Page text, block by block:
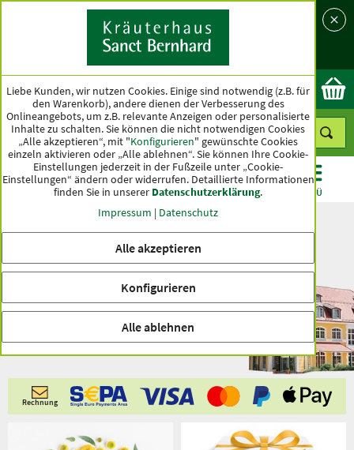
Land
Ok
KATEGORIEN ANGEBOTE TOPSELLER MENÜ
Es wurden keine Einträge gefunden
Rechnung
Liebe Kunden, wir nutzen Cookies. Einige sind notwendig (z.B. für
den Warenkorb), andere dienen der Verbesserung des
Onlineangebots, um z.B. relevante Anzeigen oder personalisierte
Inhalte zu schalten. Sie können die nicht notwendigen Cookies
„Alle akzeptieren“, mit "Konfigurieren" gewünschte Cookies
einzeln aktivieren oder „Alle ablehnen“. Sie können Ihre Cookie-
Einstellungen jederzeit in der Fußzeile unter „Cookie-
Einstellungen“ ändern oder widerrufen. Detaillierte Informationen
finden Sie in unserer Datenschutzerklärung.
Impressum | Datenschutz
Alle akzeptieren
Konfigurieren
Alle ablehnen